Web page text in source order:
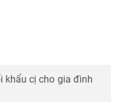
khẩu cị cho gia đình